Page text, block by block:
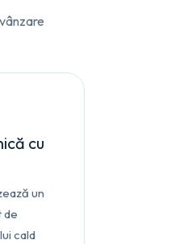
cu
un
de
cald